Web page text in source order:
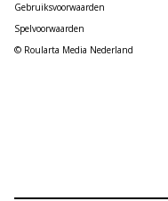
Gebruiksvoorwaarden
Spelvoorwaarden
© Roularta Media Nederland